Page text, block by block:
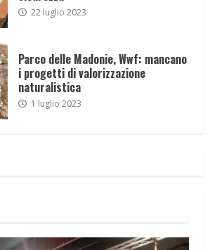
22 luglio 2023
Parco delle Madonie, Wwf: mancano
i progetti di valorizzazione
naturalistica
1 luglio 2023